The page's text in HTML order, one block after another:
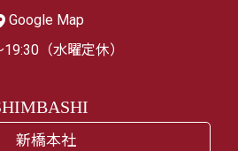
Google Map
（水曜定休）
新橋本社